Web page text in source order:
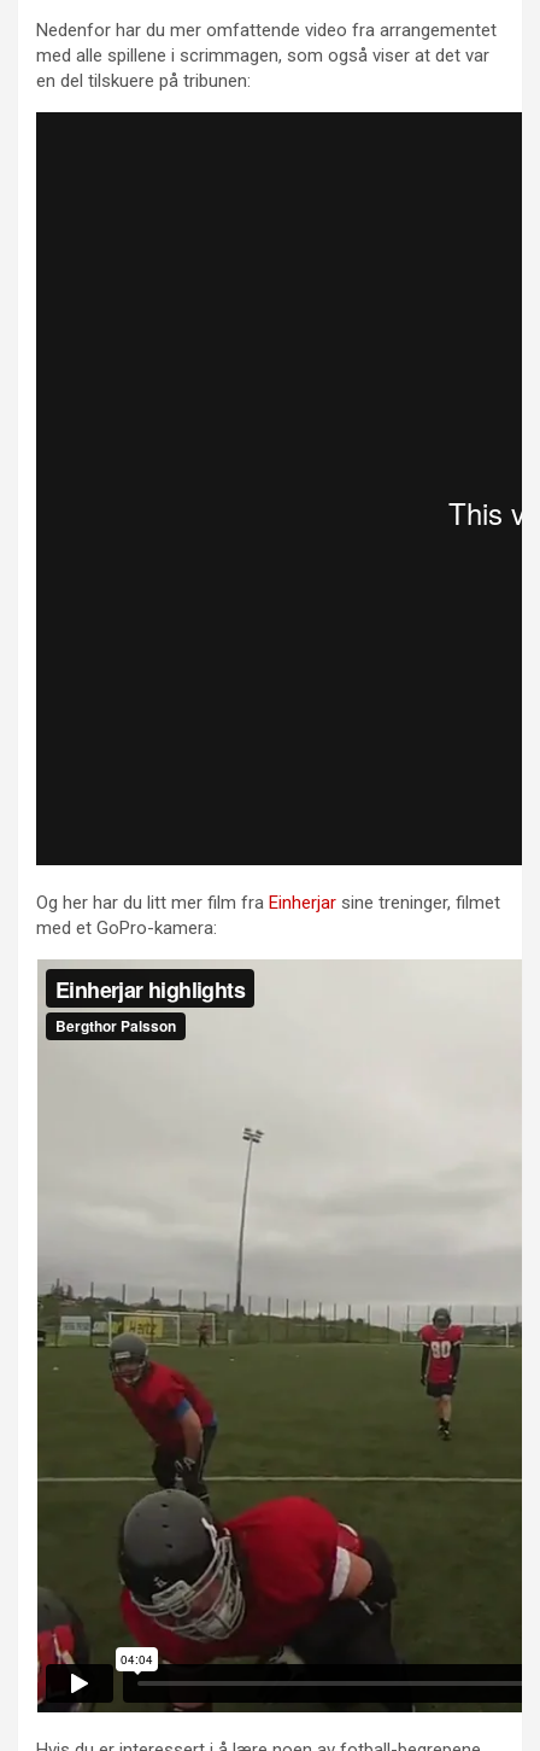
Nedenfor har du mer omfattende video fra arrangementet
med alle spillene i scrimmagen, som også viser at det var
en del tilskuere på tribunen:
Og her har du litt mer film fra Einherjar sine treninger, filmet
med et GoPro-kamera: